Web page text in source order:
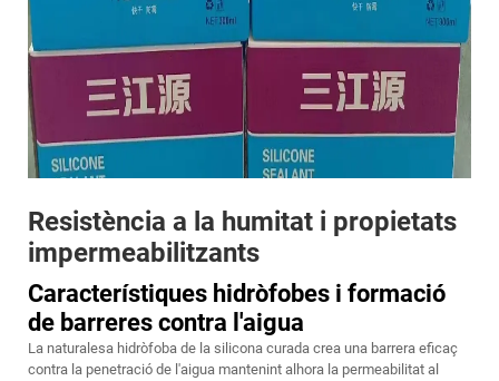
Resistència a la humitat i propietats
impermeabilitzants
Característiques hidròfobes i formació
de barreres contra l'aigua
La naturalesa hidròfoba de la silicona curada crea una barrera eficaç
contra la penetració de l'aigua mantenint alhora la permeabilitat al